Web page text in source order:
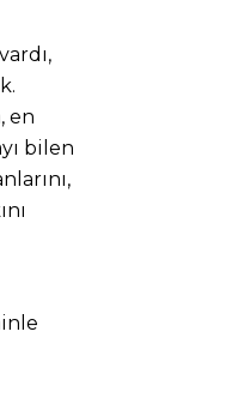
en
bilen